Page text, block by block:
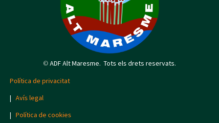
© ADF Alt Maresme. Tots els drets reservats.
Política de privacitat
| Avís legal
| Política de cookies